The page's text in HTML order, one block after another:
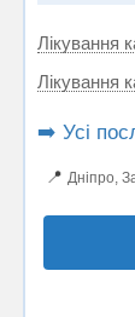
Лікування
Лікування
➡️ Усі
📍 Дніпро,